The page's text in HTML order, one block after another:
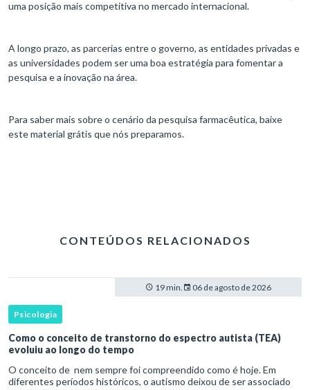
uma posição mais competitiva no mercado internacional.
A longo prazo, as parcerias entre o governo, as entidades privadas e
as universidades podem ser uma boa estratégia para fomentar a
pesquisa e a inovação na área.
Para saber mais sobre o cenário da pesquisa farmacêutica, baixe
este material grátis que nós preparamos.
CONTEÚDOS RELACIONADOS
19 min. 06 de agosto de 2026
Psicologia
Como o conceito de transtorno do espectro autista (TEA)
evoluiu ao longo do tempo
O conceito de nem sempre foi compreendido como é hoje. Em
diferentes períodos históricos, o autismo deixou de ser associado